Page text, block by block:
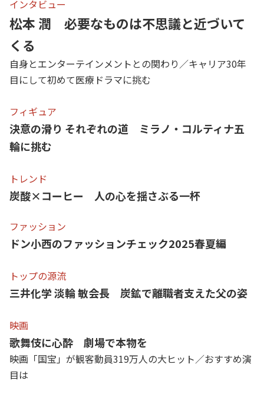
インタビュー
松本 潤 必要なものは不思議と近づいて
くる
自身とエンターテインメントとの関わり／キャリア30年
目にして初めて医療ドラマに挑む
フィギュア
決意の滑り それぞれの道 ミラノ・コルティナ五
輪に挑む
トレンド
炭酸×コーヒー 人の心を揺さぶる一杯
ファッション
ドン小西のファッションチェック2025春夏編
トップの源流
三井化学 淡輪 敏会長 炭鉱で離職者支えた父の姿
映画
歌舞伎に心酔 劇場で本物を
映画「国宝」が観客動員319万人の大ヒット／おすすめ演
目は